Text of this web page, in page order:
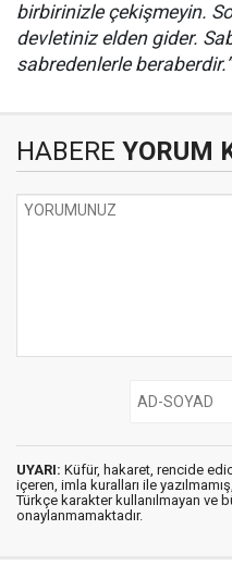
birbirinizle çekişmeyin.
devletiniz elden gider.
sabredenlerle beraberdir.”
HABERE YORUM
UYARI: Küfür, hakaret, rencide
içeren, imla kuralları ile yazılmamış,
Türkçe karakter kullanılmayan ve
onaylanmamaktadır.